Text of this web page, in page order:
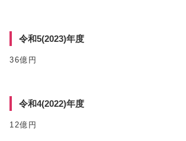
令和5(2023)年度
36億円
令和4(2022)年度
12億円